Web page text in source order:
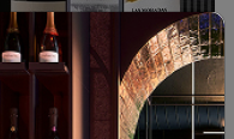
през 2024!